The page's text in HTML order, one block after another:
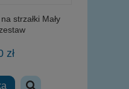
strzałki Mały
zł